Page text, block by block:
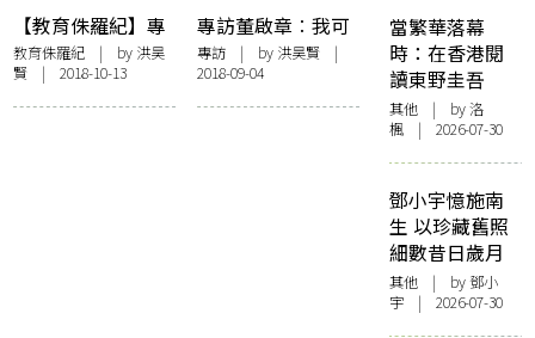
【教育侏羅紀】專
訪唐睿︰學習是拒
絕安穩的人生
教育侏羅紀 | by 洪昊
賢 | 2018-10-13
專訪董啟章︰我可
能會被「董啟章
2.0」取代
專訪| by 洪昊賢|
2018-09-04
當繁華落幕
時：在香港閱
讀東野圭吾
其他 | by洛
楓 | 2026-07-30
鄧小宇憶施南
生 以珍藏舊照
細數昔日歲月
其他 | by 鄧小
宇 | 2026-07-30